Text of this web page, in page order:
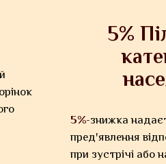
5%
5%-знижка
пред'явлення
при зустрічі або